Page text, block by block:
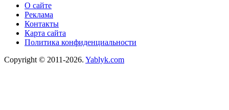
О сайте
Реклама
Контакты
Карта сайта
Политика конфиденциальности
Copyright © 2011-2026. Yablyk.сom